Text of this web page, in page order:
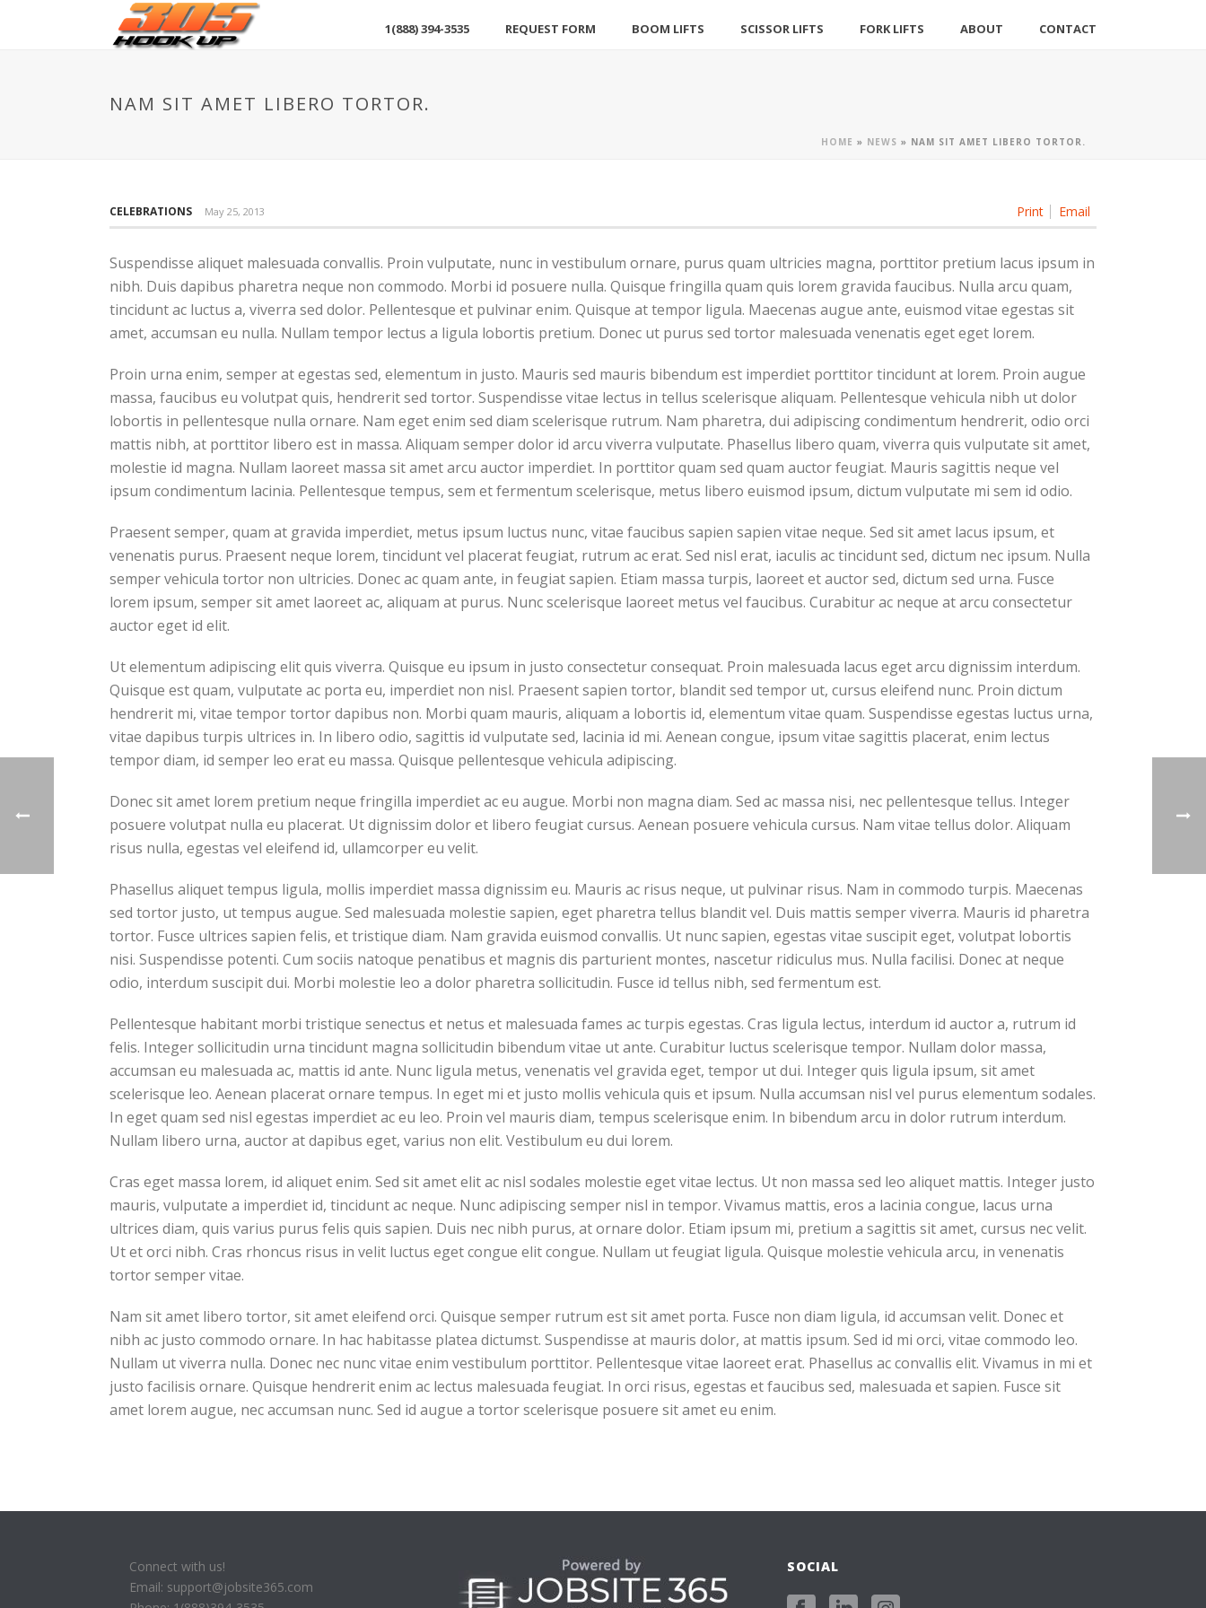
1(888) 394-3535 REQUEST FORM BOOM LIFTS SCISSOR LIFTS FORK LIFTS ABOUT CONTACT
NAM SIT AMET LIBERO TORTOR.
HOME » NEWS » NAM SIT AMET LIBERO TORTOR.
Print Email
CELEBRATIONS May 25, 2013
Suspendisse aliquet malesuada convallis. Proin vulputate, nunc in vestibulum ornare, purus quam ultricies magna, porttitor pretium lacus ipsum in
nibh. Duis dapibus pharetra neque non commodo. Morbi id posuere nulla. Quisque fringilla quam quis lorem gravida faucibus. Nulla arcu quam,
tincidunt ac luctus a, viverra sed dolor. Pellentesque et pulvinar enim. Quisque at tempor ligula. Maecenas augue ante, euismod vitae egestas sit
amet, accumsan eu nulla. Nullam tempor lectus a ligula lobortis pretium. Donec ut purus sed tortor malesuada venenatis eget eget lorem.
Proin urna enim, semper at egestas sed, elementum in justo. Mauris sed mauris bibendum est imperdiet porttitor tincidunt at lorem. Proin augue
massa, faucibus eu volutpat quis, hendrerit sed tortor. Suspendisse vitae lectus in tellus scelerisque aliquam. Pellentesque vehicula nibh ut dolor
lobortis in pellentesque nulla ornare. Nam eget enim sed diam scelerisque rutrum. Nam pharetra, dui adipiscing condimentum hendrerit, odio orci
mattis nibh, at porttitor libero est in massa. Aliquam semper dolor id arcu viverra vulputate. Phasellus libero quam, viverra quis vulputate sit amet,
molestie id magna. Nullam laoreet massa sit amet arcu auctor imperdiet. In porttitor quam sed quam auctor feugiat. Mauris sagittis neque vel
ipsum condimentum lacinia. Pellentesque tempus, sem et fermentum scelerisque, metus libero euismod ipsum, dictum vulputate mi sem id odio.
Praesent semper, quam at gravida imperdiet, metus ipsum luctus nunc, vitae faucibus sapien sapien vitae neque. Sed sit amet lacus ipsum, et
venenatis purus. Praesent neque lorem, tincidunt vel placerat feugiat, rutrum ac erat. Sed nisl erat, iaculis ac tincidunt sed, dictum nec ipsum. Nulla
semper vehicula tortor non ultricies. Donec ac quam ante, in feugiat sapien. Etiam massa turpis, laoreet et auctor sed, dictum sed urna. Fusce
lorem ipsum, semper sit amet laoreet ac, aliquam at purus. Nunc scelerisque laoreet metus vel faucibus. Curabitur ac neque at arcu consectetur
auctor eget id elit.
Ut elementum adipiscing elit quis viverra. Quisque eu ipsum in justo consectetur consequat. Proin malesuada lacus eget arcu dignissim interdum.
Quisque est quam, vulputate ac porta eu, imperdiet non nisl. Praesent sapien tortor, blandit sed tempor ut, cursus eleifend nunc. Proin dictum
hendrerit mi, vitae tempor tortor dapibus non. Morbi quam mauris, aliquam a lobortis id, elementum vitae quam. Suspendisse egestas luctus urna,
vitae dapibus turpis ultrices in. In libero odio, sagittis id vulputate sed, lacinia id mi. Aenean congue, ipsum vitae sagittis placerat, enim lectus
tempor diam, id semper leo erat eu massa. Quisque pellentesque vehicula adipiscing.
Donec sit amet lorem pretium neque fringilla imperdiet ac eu augue. Morbi non magna diam. Sed ac massa nisi, nec pellentesque tellus. Integer
posuere volutpat nulla eu placerat. Ut dignissim dolor et libero feugiat cursus. Aenean posuere vehicula cursus. Nam vitae tellus dolor. Aliquam
risus nulla, egestas vel eleifend id, ullamcorper eu velit.
Phasellus aliquet tempus ligula, mollis imperdiet massa dignissim eu. Mauris ac risus neque, ut pulvinar risus. Nam in commodo turpis. Maecenas
sed tortor justo, ut tempus augue. Sed malesuada molestie sapien, eget pharetra tellus blandit vel. Duis mattis semper viverra. Mauris id pharetra
tortor. Fusce ultrices sapien felis, et tristique diam. Nam gravida euismod convallis. Ut nunc sapien, egestas vitae suscipit eget, volutpat lobortis
nisi. Suspendisse potenti. Cum sociis natoque penatibus et magnis dis parturient montes, nascetur ridiculus mus. Nulla facilisi. Donec at neque
odio, interdum suscipit dui. Morbi molestie leo a dolor pharetra sollicitudin. Fusce id tellus nibh, sed fermentum est.
Pellentesque habitant morbi tristique senectus et netus et malesuada fames ac turpis egestas. Cras ligula lectus, interdum id auctor a, rutrum id
felis. Integer sollicitudin urna tincidunt magna sollicitudin bibendum vitae ut ante. Curabitur luctus scelerisque tempor. Nullam dolor massa,
accumsan eu malesuada ac, mattis id ante. Nunc ligula metus, venenatis vel gravida eget, tempor ut dui. Integer quis ligula ipsum, sit amet
scelerisque leo. Aenean placerat ornare tempus. In eget mi et justo mollis vehicula quis et ipsum. Nulla accumsan nisl vel purus elementum sodales.
In eget quam sed nisl egestas imperdiet ac eu leo. Proin vel mauris diam, tempus scelerisque enim. In bibendum arcu in dolor rutrum interdum.
Nullam libero urna, auctor at dapibus eget, varius non elit. Vestibulum eu dui lorem.
Cras eget massa lorem, id aliquet enim. Sed sit amet elit ac nisl sodales molestie eget vitae lectus. Ut non massa sed leo aliquet mattis. Integer justo
mauris, vulputate a imperdiet id, tincidunt ac neque. Nunc adipiscing semper nisl in tempor. Vivamus mattis, eros a lacinia congue, lacus urna
ultrices diam, quis varius purus felis quis sapien. Duis nec nibh purus, at ornare dolor. Etiam ipsum mi, pretium a sagittis sit amet, cursus nec velit.
Ut et orci nibh. Cras rhoncus risus in velit luctus eget congue elit congue. Nullam ut feugiat ligula. Quisque molestie vehicula arcu, in venenatis
tortor semper vitae.
Nam sit amet libero tortor, sit amet eleifend orci. Quisque semper rutrum est sit amet porta. Fusce non diam ligula, id accumsan velit. Donec et
nibh ac justo commodo ornare. In hac habitasse platea dictumst. Suspendisse at mauris dolor, at mattis ipsum. Sed id mi orci, vitae commodo leo.
Nullam ut viverra nulla. Donec nec nunc vitae enim vestibulum porttitor. Pellentesque vitae laoreet erat. Phasellus ac convallis elit. Vivamus in mi et
justo facilisis ornare. Quisque hendrerit enim ac lectus malesuada feugiat. In orci risus, egestas et faucibus sed, malesuada et sapien. Fusce sit
amet lorem augue, nec accumsan nunc. Sed id augue a tortor scelerisque posuere sit amet eu enim.
Connect with us!
Email: support@jobsite365.com
SOCIAL